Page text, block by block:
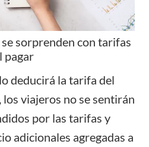
sorprenden con tarifas
pagar
deducirá la tarifa del
viajeros no se sentirán
por las tarifas y
adicionales agregadas a